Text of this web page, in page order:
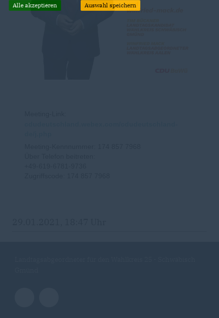
Alle akzeptieren Auswahl speichern